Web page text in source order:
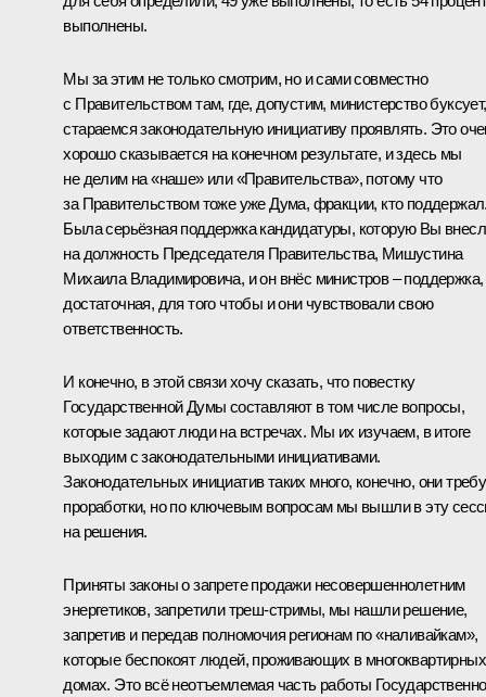
выполнены.
Мы за этим не только смотрим, но и сами совместно
с Правительством там, где, допустим, министерство буксует,
стараемся законодательную инициативу проявлять. Это
хорошо сказывается на конечном результате, и здесь мы
не делим на «наше» или «Правительства», потому что
за Правительством тоже уже Дума, фракции, кто
Была серьёзная поддержка кандидатуры, которую Вы
на должность Председателя Правительства, Мишустина
Михаила Владимировича, и он внёс министров – поддержка,
достаточная, для того чтобы и они чувствовали свою
ответственность.
И конечно, в этой связи хочу сказать, что повестку
Государственной Думы составляют в том числе вопросы,
которые задают люди на встречах. Мы их изучаем, в итоге
выходим с законодательными инициативами.
Законодательных инициатив таких много, конечно, они
проработки, но по ключевым вопросам мы вышли в эту
на решения.
Приняты законы о запрете продажи несовершеннолетним
энергетиков, запретили треш-стримы, мы нашли решение,
запретив и передав полномочия регионам по «наливайкам»,
которые беспокоят людей, проживающих в многоквартирных
домах. Это всё неотъемлемая часть работы